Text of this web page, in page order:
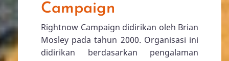
Campaign